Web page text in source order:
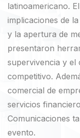
latinoamericano.
implicaciones de
y la apertura de
presentaron
supervivencia y el
competitivo.
comercial de
servicios
Comunicaciones
evento.